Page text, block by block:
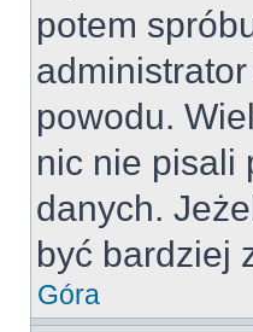
potem
powodu.
nic nie pisali
danych.
być bardziej
Góra